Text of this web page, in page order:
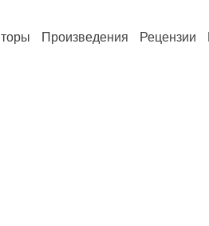
Произведения Рецензии